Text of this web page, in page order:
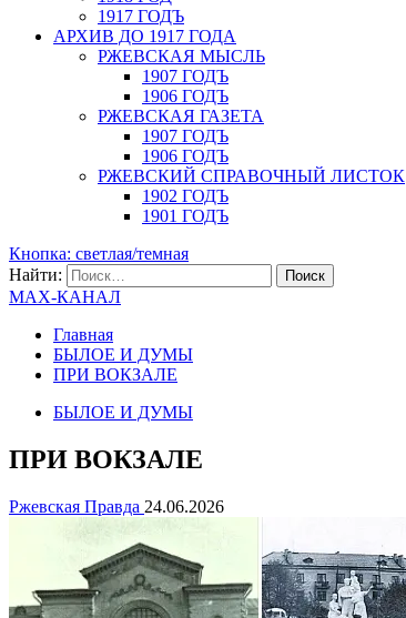
1917 ГОДЪ
АРХИВ ДО 1917 ГОДА
РЖЕВСКАЯ МЫСЛЬ
1907 ГОДЪ
1906 ГОДЪ
РЖЕВСКАЯ ГАЗЕТА
1907 ГОДЪ
1906 ГОДЪ
РЖЕВСКИЙ СПРАВОЧНЫЙ ЛИСТОК
1902 ГОДЪ
1901 ГОДЪ
Кнопка: светлая/темная
Найти:
MAX-КАНАЛ
Главная
БЫЛОЕ И ДУМЫ
ПРИ ВОКЗАЛЕ
БЫЛОЕ И ДУМЫ
ПРИ ВОКЗАЛЕ
Ржевская Правда 24.06.2026